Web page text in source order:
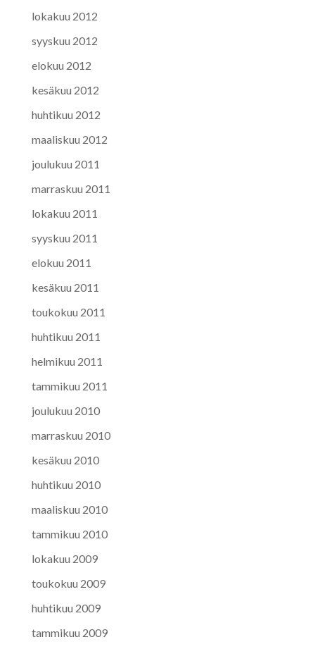
lokakuu 2012
syyskuu 2012
elokuu 2012
kesäkuu 2012
huhtikuu 2012
maaliskuu 2012
joulukuu 2011
marraskuu 2011
lokakuu 2011
syyskuu 2011
elokuu 2011
kesäkuu 2011
toukokuu 2011
huhtikuu 2011
helmikuu 2011
tammikuu 2011
joulukuu 2010
marraskuu 2010
kesäkuu 2010
huhtikuu 2010
maaliskuu 2010
tammikuu 2010
lokakuu 2009
toukokuu 2009
huhtikuu 2009
tammikuu 2009